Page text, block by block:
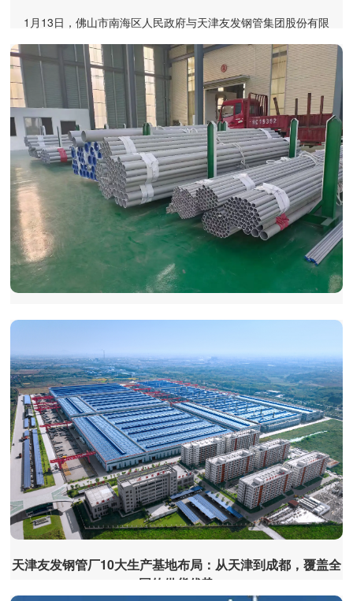
1月13日，佛山市南海区人民政府与天津友发钢管集团股份有限
友发钢管：深化产业对接，推动建立健全区域对接合作机制
友发钢管始终以区域协同发展为导向，通过深化产业
链上下游对接、布局跨区域生产基地，推动建立健全多元
天津友发钢管厂10大生产基地布局：从天津到成都，覆盖全
国的供货优势